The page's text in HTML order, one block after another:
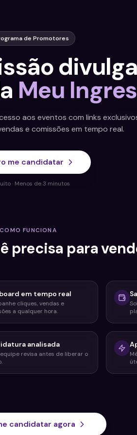
de Promotores
ssãodivulga
a Ganhe
Meu Ingres
aos eventos com links
e comissões em tempo real.
me candidatar
· Menos de 3 minutos
SAIBA MAIS
COMO FUNCIONA
precisa para
em tempo real
cliques, vendas e
a qualquer hora.
analisada
equipe revisa antes de liberar o
candidatar agora